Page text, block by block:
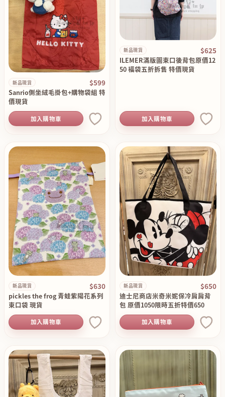
新品現貨 $599
Sanrio側坐絨毛掛包+購物袋組 特
價現貨
加入購物車
新品現貨 $625
ILEMER滿版圖束口後背包原價12
50 福袋五折拆售 特價現貨
加入購物車
新品現貨 $630
pickles the frog 青蛙紫陽花系列
束口袋 現貨
加入購物車
新品現貨 $650
迪士尼商店米奇米妮保冷肩肩背
包 原價1050限時五折特價650
加入購物車